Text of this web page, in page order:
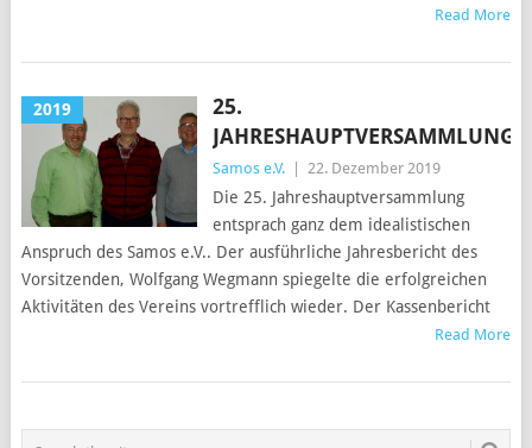
Read More
2019
25.
JAHRESHAUPTVERSAMMLUNG
Samos e.V. 22. Dezember 2019
Die 25. Jahreshauptversammlung
entsprach ganz dem idealistischen
Anspruch des Samos e.V.. Der ausführliche Jahresbericht des
Vorsitzenden, Wolfgang Wegmann spiegelte die erfolgreichen
Aktivitäten des Vereins vortrefflich wieder. Der Kassenbericht
Read More
POSTS